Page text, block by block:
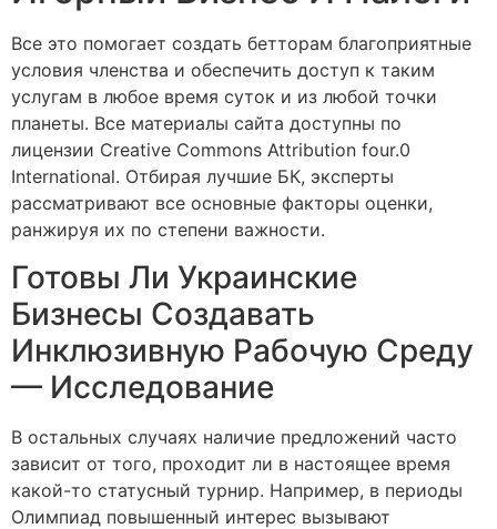
Все это помогает создать бетторам благоприятные
условия членства и обеспечить доступ к таким
услугам в любое время суток и из любой точки
планеты. Все материалы сайта доступны по
лицензии Creative Commons Attribution four.0
International. Отбирая лучшие БК, эксперты
рассматривают все основные факторы оценки,
ранжируя их по степени важности.
Готовы Ли Украинские
Бизнесы Создавать
Инклюзивную Рабочую Среду
— Исследование
В остальных случаях наличие предложений часто
зависит от того, проходит ли в настоящее время
какой-то статусный турнир. Например, в периоды
Олимпиад повышенный интерес вызывают